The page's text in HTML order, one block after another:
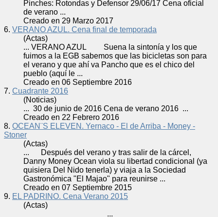
Pinches: Rotondas y Defensor 29/06/17 Cena oficial
de verano ...
Creado en 29 Marzo 2017
6. VERANO AZUL. Cena final de temporada
(Actas)
... VERANOAZUL Suena la sintonía y los que
fuimos a la EGB sabemos que las bicicletas son para
el verano y que ahí va Pancho que es el chico del
pueblo (aquí le ...
Creado en 06 Septiembre 2016
7. Cuadrante 2016
(Noticias)
... 30 de junio de 2016 Cena de verano 2016 ...
Creado en 22 Febrero 2016
8. OCEAN¨S ELEVEN. Yernaco - El de Arriba - Money -
Stoner
(Actas)
... Después del verano y tras salir de la cárcel,
Danny Money Ocean viola su libertad condicional (ya
quisiera Del Nido tenerla) y viaja a la Sociedad
Gastronómica "El Majao" para reunirse ...
Creado en 07 Septiembre 2015
9. EL PADRINO. Cena Verano 2015
(Actas)
...